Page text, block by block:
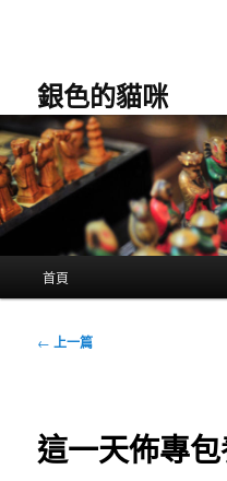
容
銀色的貓咪
首頁
文
← 上一篇
這一天佈專